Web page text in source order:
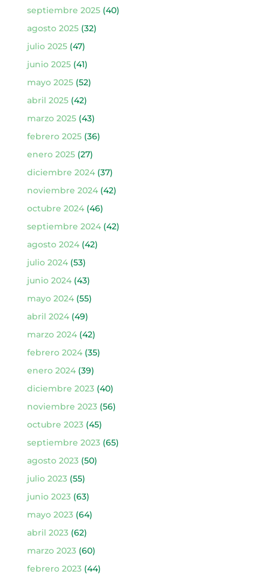
septiembre 2025(40)
agosto 2025(32)
julio 2025(47)
junio 2025(41)
mayo 2025(52)
abril 2025(42)
marzo 2025(43)
febrero 2025(36)
enero 2025(27)
diciembre 2024(37)
noviembre 2024(42)
octubre 2024(46)
septiembre 2024(42)
agosto 2024(42)
julio 2024(53)
junio 2024(43)
mayo 2024(55)
abril 2024(49)
marzo 2024(42)
febrero 2024(35)
enero 2024(39)
diciembre 2023(40)
noviembre 2023(56)
octubre 2023(45)
septiembre 2023(65)
agosto 2023(50)
julio 2023(55)
junio 2023(63)
mayo 2023(64)
abril 2023(62)
marzo 2023(60)
febrero 2023(44)